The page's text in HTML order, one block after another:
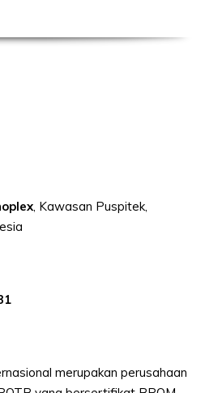
, Kawasan Puspitek,
merupakan perusahaan